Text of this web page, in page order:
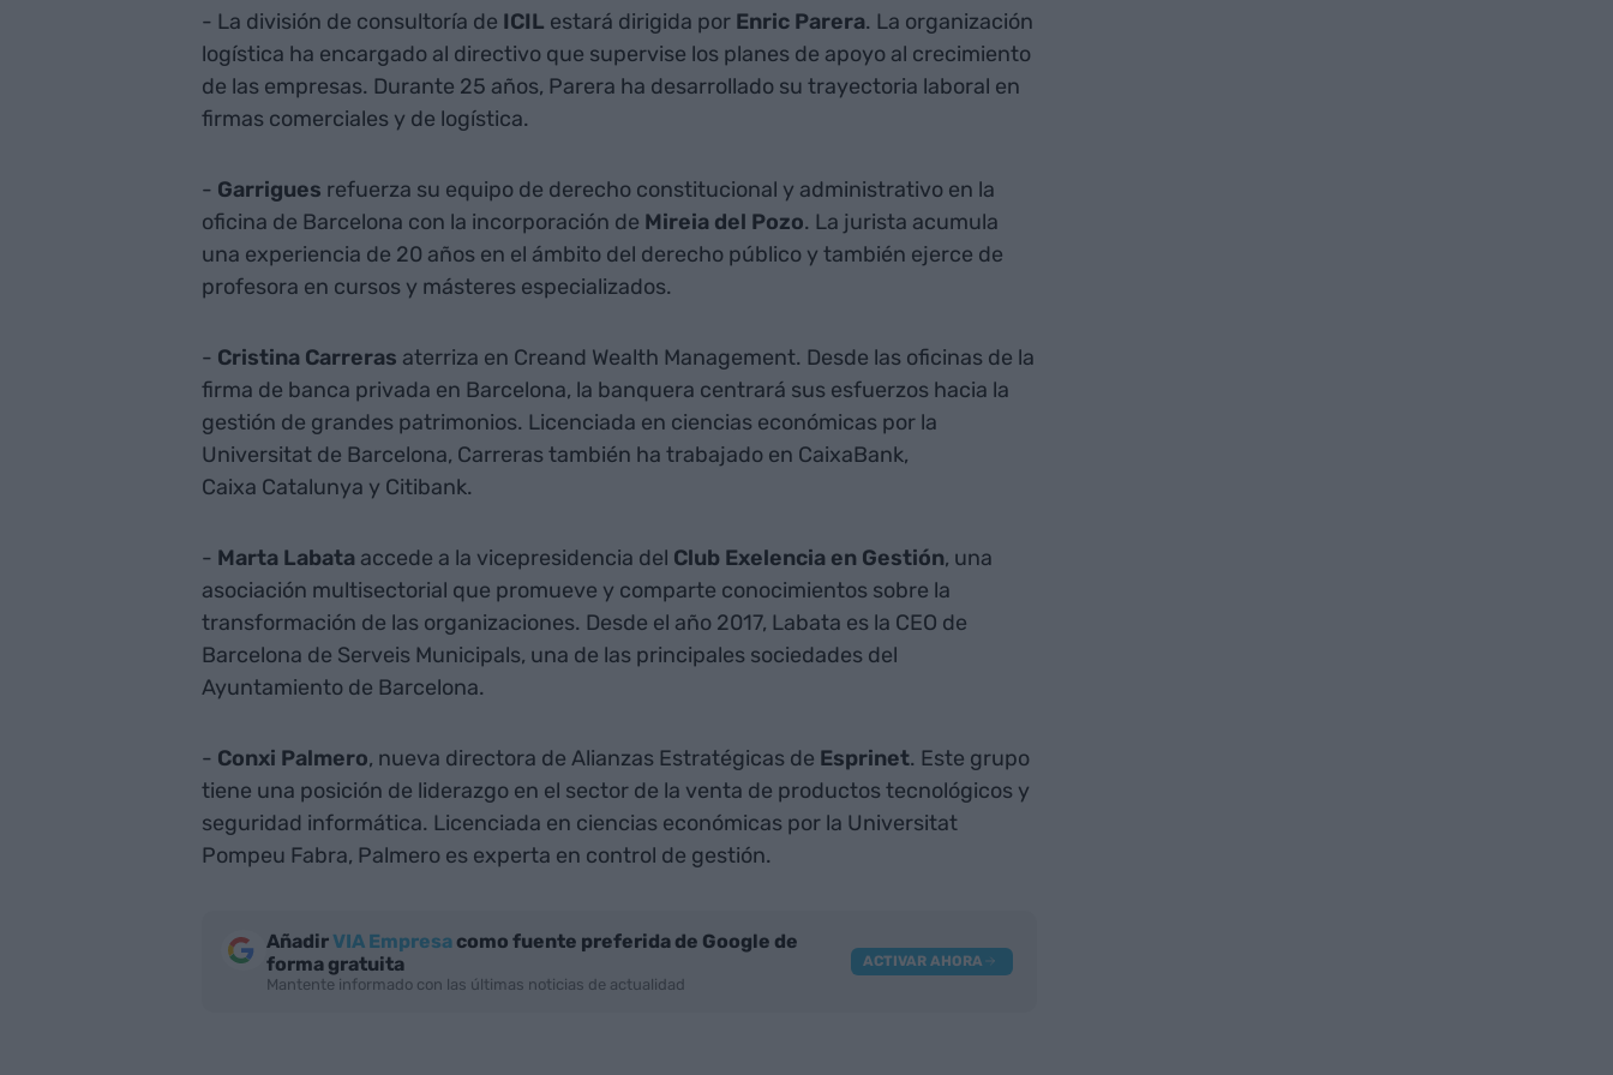
- La división de consultoría de ICIL estará dirigida por Enric Parera. La organización
logística ha encargado al directivo que supervise los planes de apoyo al crecimiento
de las empresas. Durante 25 años, Parera ha desarrollado su trayectoria laboral en
firmas comerciales y de logística.
- Garrigues refuerza su equipo de derecho constitucional y administrativo en la
oficina de Barcelona con la incorporación de Mireia del Pozo. La jurista acumula
una experiencia de 20 años en el ámbito del derecho público y también ejerce de
profesora en cursos y másteres especializados.
- Cristina Carreras aterriza en Creand Wealth Management. Desde las oficinas de la
firma de banca privada en Barcelona, la banquera centrará sus esfuerzos hacia la
gestión de grandes patrimonios. Licenciada en ciencias económicas por la
Universitat de Barcelona, Carreras también ha trabajado en CaixaBank,
Caixa Catalunya y Citibank.
- Marta Labataaccede a la vicepresidencia del Club Exelencia en Gestión, una
asociación multisectorial que promueve y comparte conocimientos sobre la
transformación de las organizaciones. Desde el año 2017, Labata es la CEO de
Barcelona de Serveis Municipals, una de las principales sociedades del
Ayuntamiento de Barcelona.
- Conxi Palmero, nueva directora de Alianzas Estratégicas de Esprinet. Este grupo
tiene una posición de liderazgo en el sector de la venta de productos tecnológicos y
seguridad informática. Licenciada en ciencias económicas por la Universitat
Pompeu Fabra, Palmero es experta en control de gestión.
AñadirVIA Empresacomo fuente preferida de Google de
forma gratuita
Mantente informado con las últimas noticias de actualidad
ACTIVAR AHORA